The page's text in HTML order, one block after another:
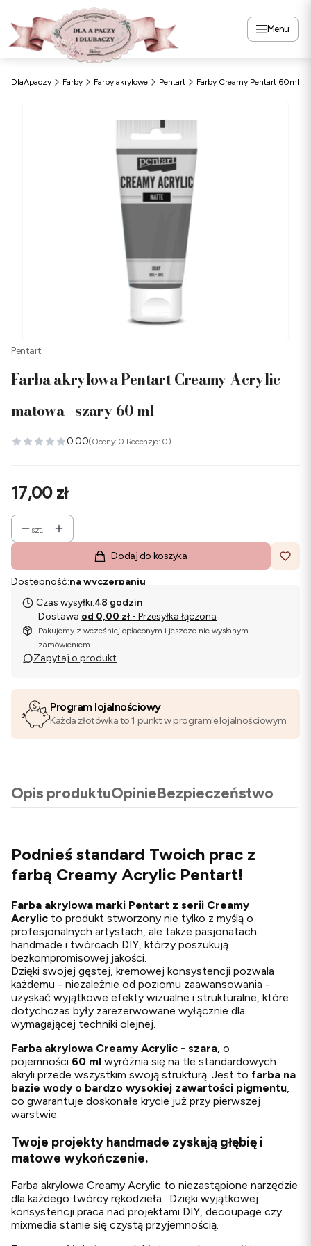
Menu
DlaApaczy Farby Farby akrylowe Pentart Farby Creamy Pentart 60ml
Pentart
Farba akrylowa Pentart Creamy Acrylic
matowa - szary 60 ml
0.00(Oceny: 0 Recenzje: 0)
Cena
17,00 zł
szt.
Dodaj do koszyka
Dostępność:na wyczerpaniu
Czas wysyłki:48 godzin
Dostawa od 0,00 zł - Przesyłka łączona
Pakujemy z wcześniej opłaconym i jeszcze nie wysłanym
zamówieniem.
Zapytaj o produkt
Program lojalnościowy
Każda złotówka to 1 punkt w programie lojalnościowym
Opis produktuOpinieBezpieczeństwo
Podnieś standard Twoich prac z
farbą Creamy Acrylic Pentart!
Farba akrylowa marki Pentart z serii Creamy
Acrylic to produkt stworzony nie tylko z myślą o
profesjonalnych artystach, ale także pasjonatach
handmade i twórcach DIY, którzy poszukują
bezkompromisowej jakości.
Dzięki swojej gęstej, kremowej konsystencji pozwala
każdemu - niezależnie od poziomu zaawansowania -
uzyskać wyjątkowe efekty wizualne i strukturalne, które
dotychczas były zarezerwowane wyłącznie dla
wymagającej techniki olejnej.
Farba akrylowa Creamy Acrylic - szara, o
pojemności 60 ml wyróżnia się na tle standardowych
akryli przede wszystkim swoją strukturą. Jest to farba na
bazie wody o bardzo wysokiej zawartości pigmentu,
co gwarantuje doskonałe krycie już przy pierwszej
warstwie.
Twoje projekty handmade zyskają głębię i
matowe wykończenie.
Farba akrylowa Creamy Acrylic to niezastąpione narzędzie
dla każdego twórcy rękodzieła. Dzięki wyjątkowej
konsystencji praca nad projektami DIY, decoupage czy
mixmedia stanie się czystą przyjemnością.